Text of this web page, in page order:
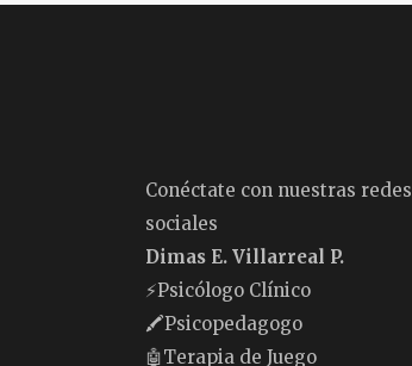
Conéctate con nuestras redes
sociales
Dimas E. Villarreal P.
⚡️Psicólogo Clínico
🖍Psicopedagogo
🤖Terapia de Juego